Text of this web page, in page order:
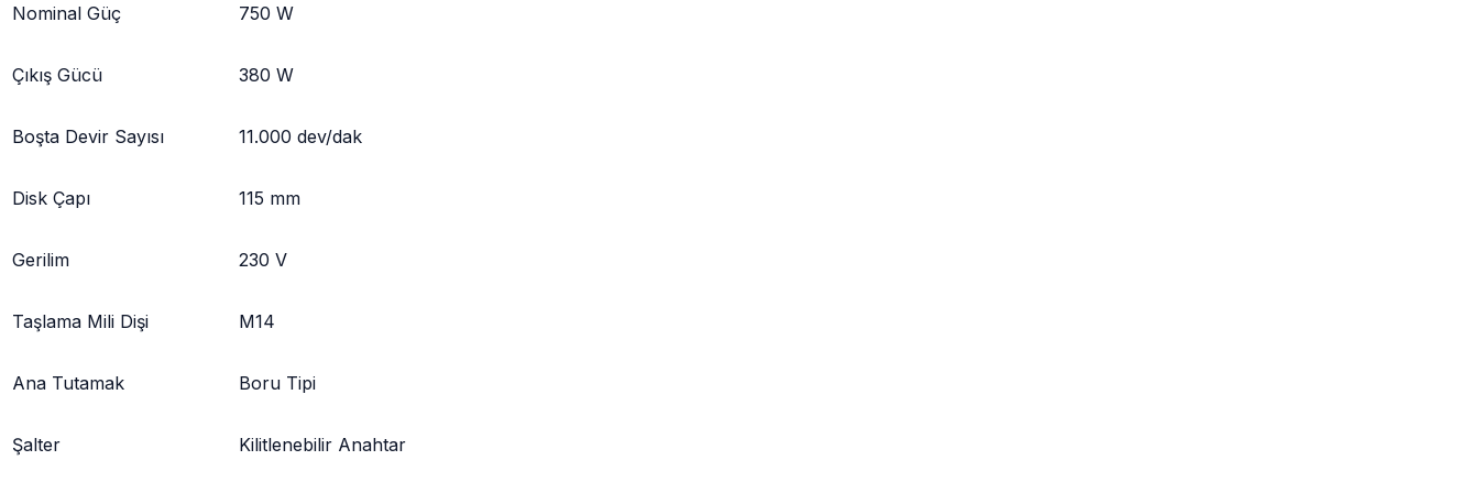
Nominal Güç 750 W
Çıkış Gücü 380 W
Boşta Devir Sayısı 11.000 dev/dak
Disk Çapı 115 mm
Gerilim 230 V
Taşlama Mili Dişi M14
Ana Tutamak Boru Tipi
Şalter Kilitlenebilir Anahtar